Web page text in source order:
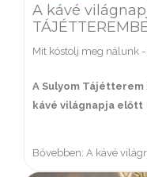
A kávé
Mit kóstolj meg nálunk -
A Sulyom
kávé világnapja előtt
Bővebben: A kávé